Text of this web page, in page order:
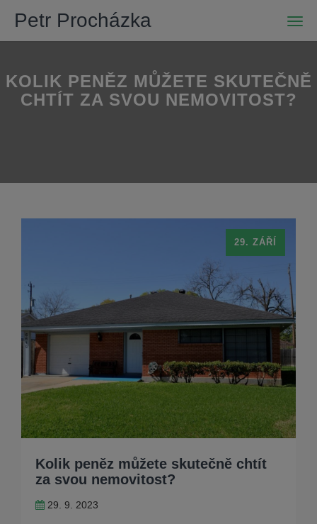
Petr Procházka
KOLIK PENĚZ MŮŽETE SKUTEČNĚ
CHTÍT ZA SVOU NEMOVITOST?
Kolik peněz můžete skutečně chtít
za svou nemovitost?
29. 9. 2023
29. ZÁŘÍ